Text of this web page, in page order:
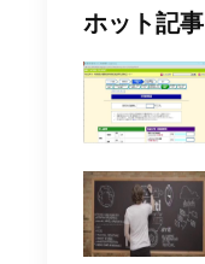
ホット記事